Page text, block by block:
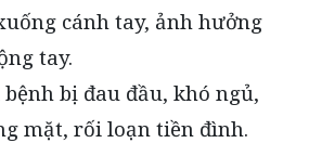
cánh tay, ảnh hưởng
tay.
bị đau đầu, khó ngủ,
mặt, rối loạn tiền đình.